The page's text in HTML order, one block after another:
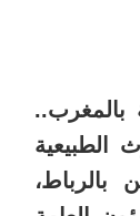
بالمغرب..
الطبيعية
بالرباط،